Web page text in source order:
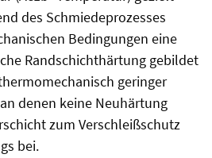
des Schmiedeprozesses
Bedingungen eine
Randschichthärtung gebildet
geringer
denen keine Neuhärtung
zum Verschleißschutz
bei.